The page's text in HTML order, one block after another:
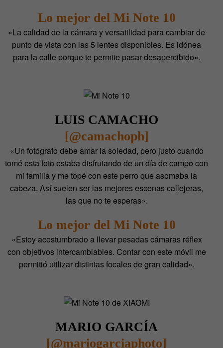
Lo mejor del Mi Note 10
«La calidad de la cámara y versatilidad para cambiar de
punto de vista con las 5 lentes disponibles. Es idónea
para la calle porque te permite pasar desapercibido».
LUIS CAMACHO
[@camachoph]
«Un fotógrafo debe amar la soledad, pero justo cuando
tomé esta foto estaba disfrutando de un día de campo con
mi familia y me topé con este perro que asomaba la
cabeza. Así suelen ser las mejores escenas callejeras,
las que no te esperas».
Lo mejor del Mi Note 10
«Estoy acostumbrado a llevar pesadas cámaras réflex
con objetivos intercambiables. Contar con este móvil me
permitió utilizar distintas focales de gran calidad».
MARIO GARCÍA
[@mariogarciaphoto]